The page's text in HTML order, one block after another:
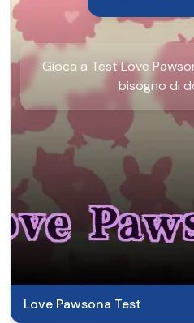
Gioca a Test Love
bisogno di
Love Pawsona Test